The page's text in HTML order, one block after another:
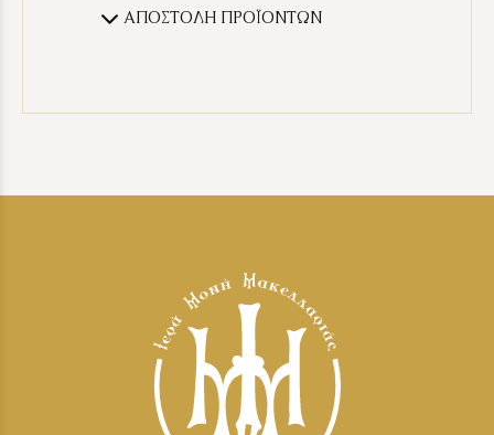
ΑΠΟΣΤΟΛΗ ΠΡΟΪΟΝΤΩΝ